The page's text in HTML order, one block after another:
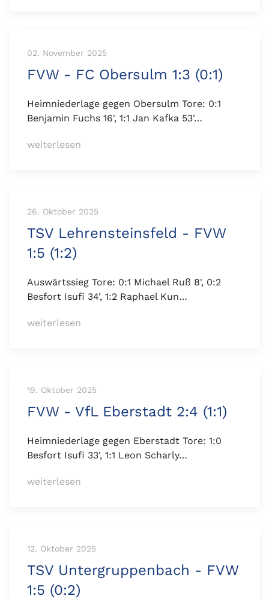
02. November 2025
FVW - FC Obersulm 1:3 (0:1)
Heimniederlage gegen Obersulm Tore: 0:1
Benjamin Fuchs 16', 1:1 Jan Kafka 53'…
weiterlesen
26. Oktober 2025
TSV Lehrensteinsfeld - FVW
1:5 (1:2)
Auswärtssieg Tore: 0:1 Michael Ruß 8', 0:2
Besfort Isufi 34', 1:2 Raphael Kun…
weiterlesen
19. Oktober 2025
FVW - VfL Eberstadt 2:4 (1:1)
Heimniederlage gegen Eberstadt Tore: 1:0
Besfort Isufi 33', 1:1 Leon Scharly…
weiterlesen
12. Oktober 2025
TSV Untergruppenbach - FVW
1:5 (0:2)